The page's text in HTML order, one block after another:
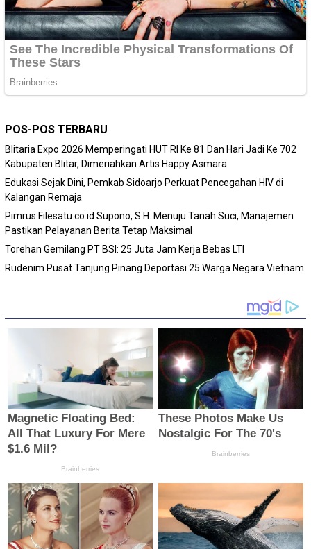
POS-POS TERBARU
Blitaria Expo 2026 Memperingati HUT RI Ke 81 Dan Hari Jadi Ke 702
Kabupaten Blitar, Dimeriahkan Artis Happy Asmara
Edukasi Sejak Dini, Pemkab Sidoarjo Perkuat Pencegahan HIV di
Kalangan Remaja
Pimrus Filesatu.co.id Supono, S.H. Menuju Tanah Suci, Manajemen
Pastikan Pelayanan Berita Tetap Maksimal
Torehan Gemilang PT BSI: 25 Juta Jam Kerja Bebas LTI
Rudenim Pusat Tanjung Pinang Deportasi 25 Warga Negara Vietnam